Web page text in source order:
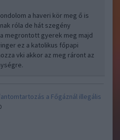
a haveri kör meg ő is
róla de hát szegény
megrontott gyerek meg majd
ez a katolikus főpapi
vki akkor az meg ráront az
a Főgáznál illegális